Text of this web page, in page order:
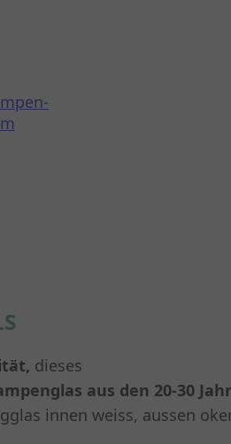
dieses
aus den 20-30
innen weiss, aussen